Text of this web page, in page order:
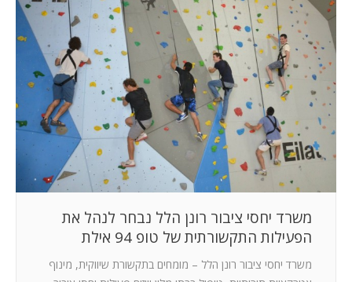
משרד יחסי ציבור רונן הלל נבחר לנהל את
הפעילות התקשורתית של טופ 94 אילת
משרד יחסי ציבור רונן הלל – מומחים בתקשורת שיווקית, מינוף